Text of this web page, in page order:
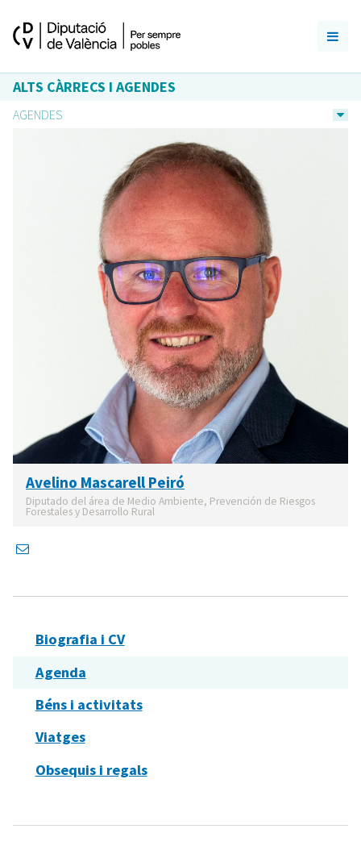
ALTS CÀRRECS I AGENDES
AGENDES
Avelino Mascarell Peiró
Diputado del área de Medio Ambiente, Prevención de Riesgos
Forestales y Desarrollo Rural
Biografia i CV
Agenda
Béns i activitats
Viatges
Obsequis i regals